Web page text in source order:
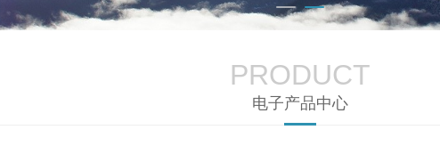
PRODUCT
电子产品中心